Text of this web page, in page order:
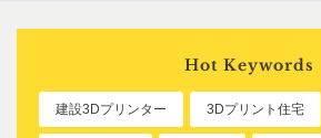
Hot Keywords
建設3Dプリンター 3Dプリント住宅